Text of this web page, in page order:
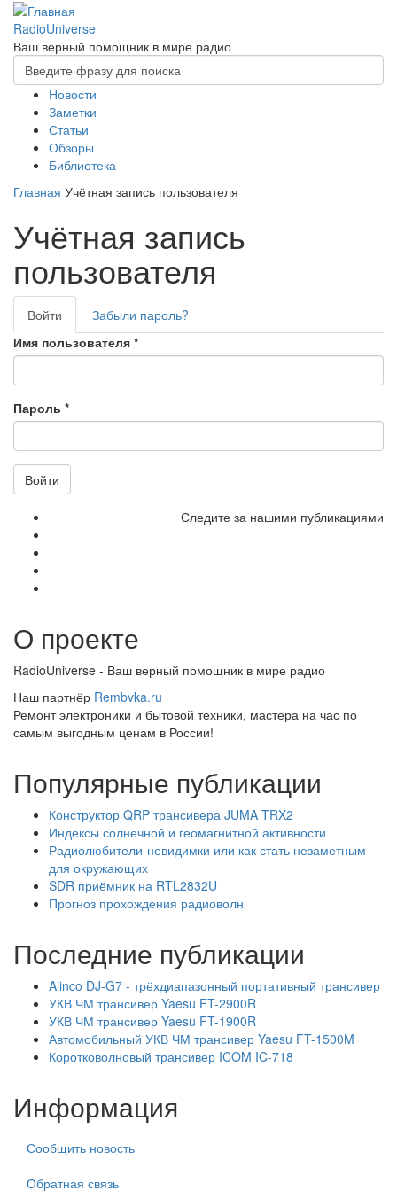
Перейти к основному содержанию
RadioUniverse
Ваш верный помощник в мире радио
Форма поиска
Поиск
Главное меню
Новости
Заметки
Статьи
Обзоры
Библиотека
Главная Учётная запись пользователя
Учётная запись
пользователя
Главные вкладки
Войти (активная
вкладка)
Забыли пароль?
Имя пользователя *
Пароль *
Войти
Следите за нашими публикациями
О проекте
RadioUniverse - Ваш верный помощник в мире радио
Наш партнёр Rembvka.ru
Ремонт электроники и бытовой техники, мастера на час по
самым выгодным ценам в России!
Популярные публикации
Конструктор QRP трансивера JUMA TRX2
Индексы солнечной и геомагнитной активности
Радиолюбители-невидимки или как стать незаметным
для окружающих
SDR приёмник на RTL2832U
Прогноз прохождения радиоволн
Последние публикации
Alinco DJ-G7 - трёхдиапазонный портативный трансивер
УКВ ЧМ трансивер Yaesu FT-2900R
УКВ ЧМ трансивер Yaesu FT-1900R
Автомобильный УКВ ЧМ трансивер Yaesu FT-1500M
Коротковолновый трансивер ICOM IC-718
Информация
Сообщить новость
Обратная связь